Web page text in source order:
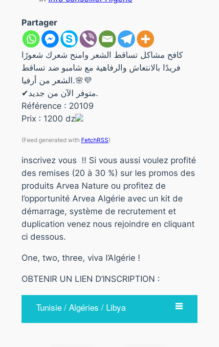
Partager
كافح مشاكل تساقط الشعر وامنح شعرك شعورًا
فريدًا بالانتعاش والرفاهية مع شامبو ضد تساقط
الشعر من أرفيا.🌸💜
✔متوفر الآن من جديد.
Référence : 20109
Prix : 1200 dz
(Feed generated with FetchRSS)
inscrivez vous !! Si vous aussi voulez profité
des remises (20 à 30 %) sur les promos des
produits Arvea Nature ou profitez de
l’opportunité Arvea Algérie avec un kit de
démarrage, système de recrutement et
duplication venez nous rejoindre en cliquant
ci dessous.
One, two, three, viva l’Algérie !
OBTENIR UN LIEN D’INSCRIPTION :
Tunisie / Algéries / Libya